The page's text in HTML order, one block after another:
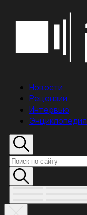
Новости
Рецензии
Интервью
Энциклопедия